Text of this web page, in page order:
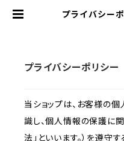
プライバシー
プライバシーポリシー
当ショップは、お客様の
識し、個人情報の保護に
法」といいます。）を遵守